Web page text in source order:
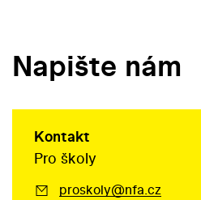
Napište nám
Kontakt
Pro školy
proskoly@nfa.cz